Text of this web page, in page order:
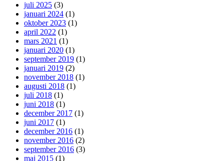
juli 2025 (3)
januari 2024 (1)
oktober 2023 (1)
april 2022 (1)
mars 2021 (1)
januari 2020 (1)
september 2019 (1)
januari 2019 (2)
november 2018 (1)
augusti 2018 (1)
juli 2018 (1)
juni 2018 (1)
december 2017 (1)
juni 2017 (1)
december 2016 (1)
november 2016 (2)
september 2016 (3)
maj 2015 (1)